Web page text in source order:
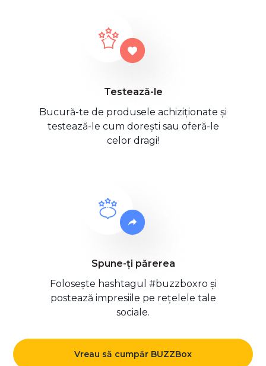
Testează-le
Bucură-te de produsele achiziționate și
testează-le cum dorești sau oferă-le
celor dragi!
Spune-ți părerea
Folosește hashtagul #buzzboxro și
postează impresiile pe rețelele tale
sociale.
Vreau să cumpăr BUZZBox